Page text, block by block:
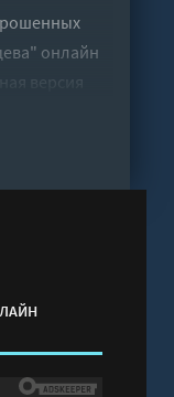
онлайн
версия